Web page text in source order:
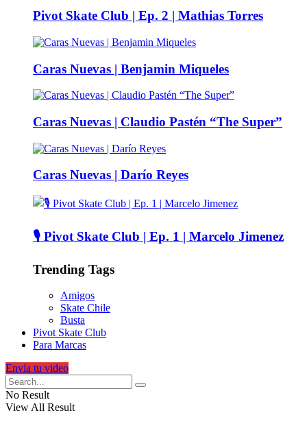
Pivot Skate Club | Ep. 2 | Mathias Torres
Caras Nuevas | Benjamin Miqueles
Caras Nuevas | Claudio Pastén “The Super”
Caras Nuevas | Darío Reyes
🎙️ Pivot Skate Club | Ep. 1 | Marcelo Jimenez
Trending Tags
Amigos
Skate Chile
Busta
Pivot Skate Club
Para Marcas
Envía tu video
No Result
View All Result